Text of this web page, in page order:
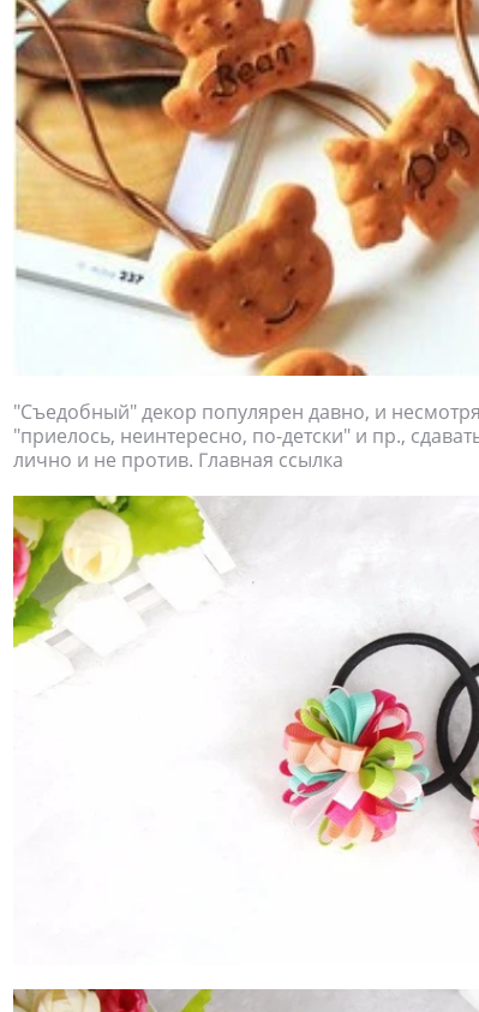
"Съедобный" декор популярен давно, и
"приелось, неинтересно, по-детски" и пр.,
лично и не против. Главная ссылка